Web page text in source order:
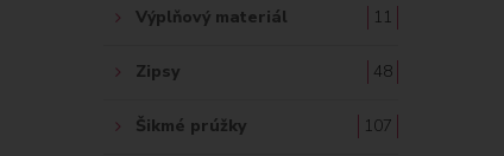
Výplňový materiál 11
Zipsy 48
Šikmé prúžky 107